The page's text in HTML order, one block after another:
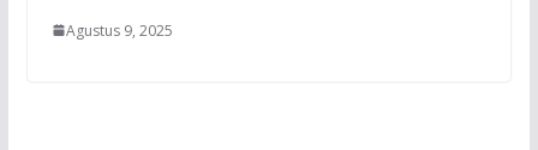
Agustus 9, 2025